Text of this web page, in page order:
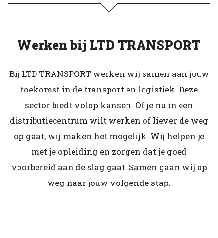
Werken bij LTD TRANSPORT
Bij LTD TRANSPORT werken wij samen aan jouw
toekomst in de transport en logistiek. Deze
sector biedt volop kansen. Of je nu in een
distributiecentrum wilt werken of liever de weg
op gaat, wij maken het mogelijk. Wij helpen je
met je opleiding en zorgen dat je goed
voorbereid aan de slag gaat. Samen gaan wij op
weg naar jouw volgende stap.